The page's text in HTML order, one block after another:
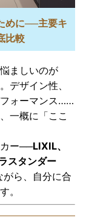
めに──主要キ
比較
ましいのが
デザイン性、
ォーマンス……
一概に「ここ
ー──LIXIL、
スタンダー
ら、自分に合
。